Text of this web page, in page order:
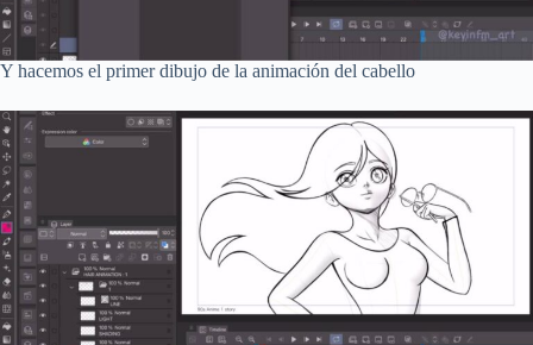
Y hacemos el primer dibujo de la animación del cabello